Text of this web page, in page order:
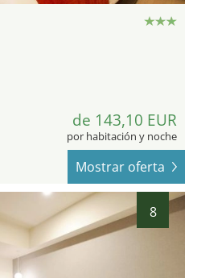
de 143,10 EUR
por habitación y noche
Mostrar oferta
8